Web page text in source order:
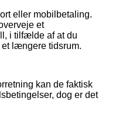
eller mobilbetaling.
et
i tilfælde af at du
længere tidsrum.
kan de faktisk
dog er det